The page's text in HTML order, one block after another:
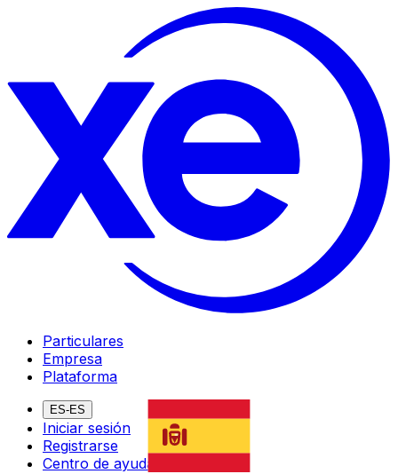
Particulares
Empresa
Plataforma
ES-ES
Iniciar sesión
Registrarse
Centro de ayuda